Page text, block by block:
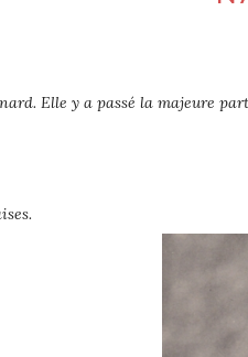
Elle y a passé la majeure